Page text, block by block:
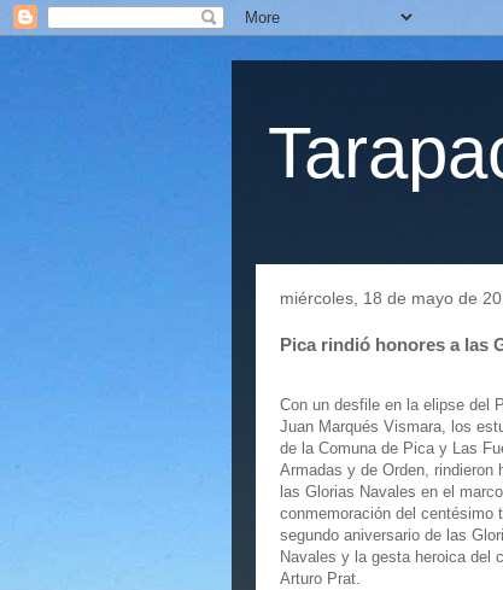
miércoles, 18 de mayo de
Pica rindió honores a las
Con un desfile en la elipse del
Juan Marqués Vismara, los
de la Comuna de Pica y Las
Armadas y de Orden, rindieron
las Glorias Navales en el
conmemoración del centésimo
segundo aniversario de las
Navales y la gesta heroica del
Arturo Prat.